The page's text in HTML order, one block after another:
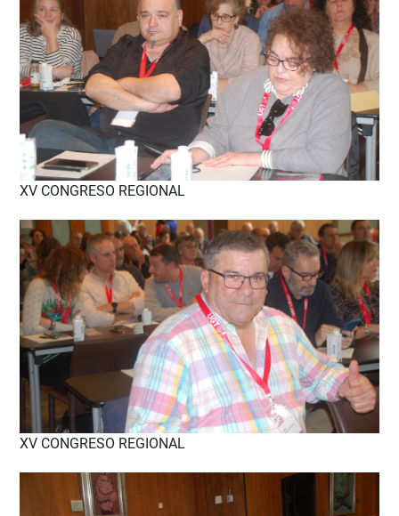
XV CONGRESO REGIONAL
XV CONGRESO REGIONAL